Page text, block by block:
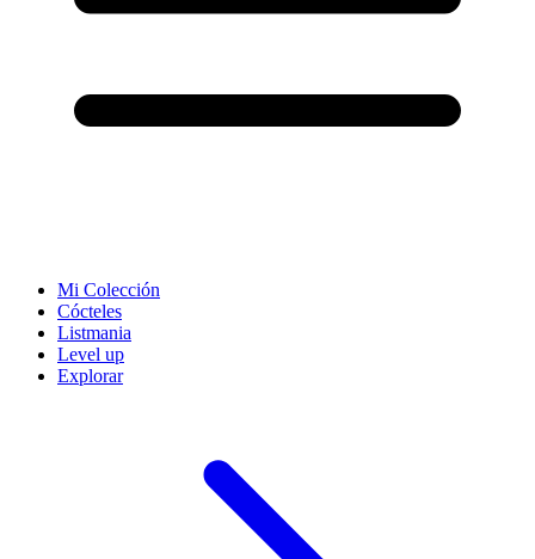
Mi Colección
Cócteles
Listmania
Level up
Explorar